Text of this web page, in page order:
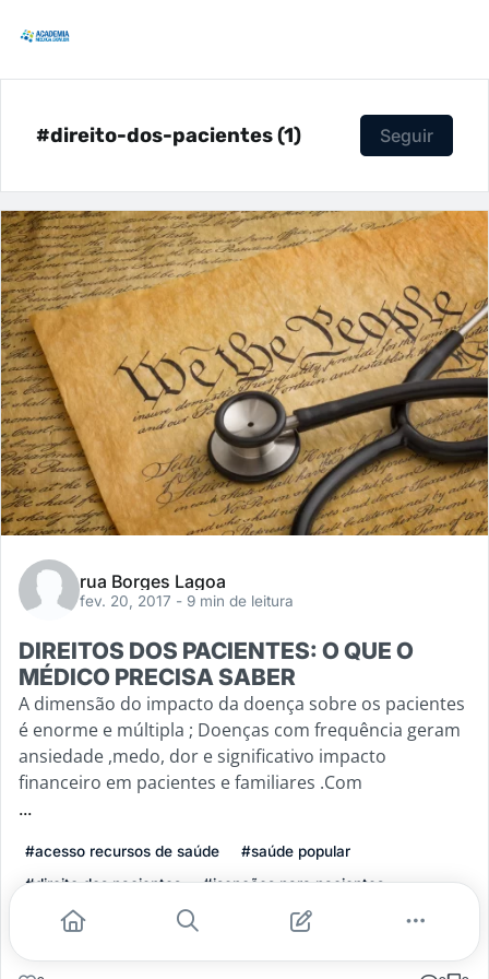
#direito-dos-pacientes (1) Seguir
rua Borges Lagoa
fev. 20, 2017 - 9 min de leitura
DIREITOS DOS PACIENTES: O QUE O
MÉDICO PRECISA SABER
A dimensão do impacto da doença sobre os pacientes
é enorme e múltipla ; Doenças com frequência geram
ansiedade ,medo, dor e significativo impacto
financeiro em pacientes e familiares .Com
...
#acesso recursos de saúde
#saúde popular
#direito dos pacientes
#isenções para pacientes
Leia mais